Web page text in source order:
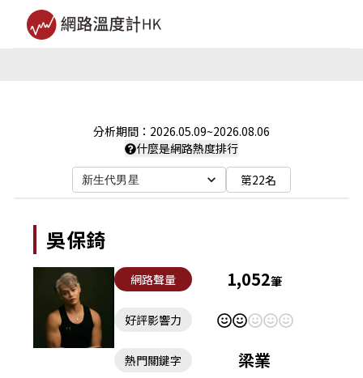
分析期間： 2026.05.09~2026.08.06
什麼是網路熱度排行
新生代男星 第22名
吳保錡
網路聲量 1,052筆
好評影響力
熱門關鍵字 梁業